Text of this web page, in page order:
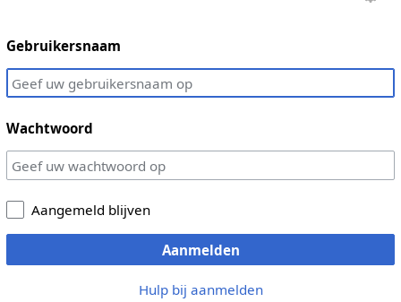
Gebruikersnaam
Wachtwoord
Aangemeld blijven
Aanmelden
Hulp bij aanmelden